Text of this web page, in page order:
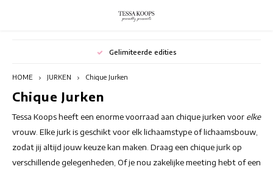
Hoofdmenu / jurken
Bloemenjurken
Bohemian jurken
Hoofdmenu / tops
TUNIEKEN
Elegante tops
Kleurrijke tops
Hoofdmenu / broeken
JUMPSUITS
Damesbroeken Met Print
Flared Broeken
Hoofdmenu / rokken
Bloemenrokken
Korte Rokken
Lange Rokken
Hoofdmenu / blazers
Blazers met prints
Casual blazers
Hoofdmenu / outlet
Summer outlet
Winter outlet
Switching Seasons Sale
Hoofdmenu
Deutsch
Hoofdmenu
GBP
Gelimiteerde edities
HOME JURKEN Chique Jurken
Chique Jurken
Tessa Koops heeft een enorme voorraad aan chique jurken voor elke
vrouw. Elke jurk is geschikt voor elk lichaamstype of lichaamsbouw,
zodat jij altijd jouw keuze kan maken. Draag een chique jurk op
verschillende gelegenheden, Of je nou zakelijke meeting hebt of een